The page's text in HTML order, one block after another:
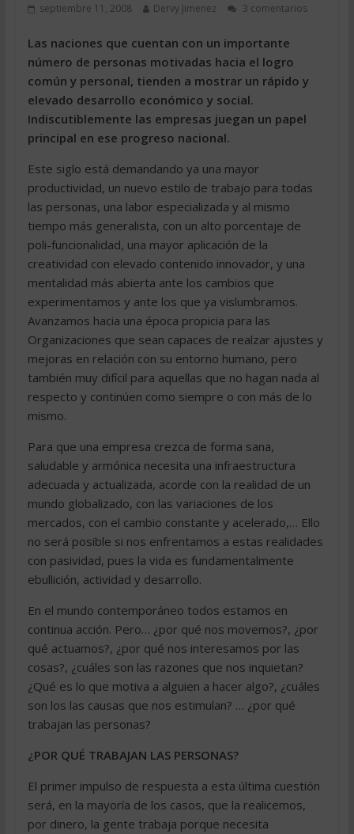
septiembre 11, 2008 Dervy Jimenez 3 comentarios
Las naciones que cuentan con un importante
número de personas motivadas hacia el logro
común y personal, tienden a mostrar un rápido y
elevado desarrollo económico y social.
Indiscutiblemente las empresas juegan un papel
principal en ese progreso nacional.
Este siglo está demandando ya una mayor
productividad, un nuevo estilo de trabajo para todas
las personas, una labor especializada y al mismo
tiempo más generalista, con un alto porcentaje de
poli-funcionalidad, una mayor aplicación de la
creatividad con elevado contenido innovador, y una
mentalidad más abierta ante los cambios que
experimentamos y ante los que ya vislumbramos.
Avanzamos hacia una época propicia para las
Organizaciones que sean capaces de realzar ajustes y
mejoras en relación con su entorno humano, pero
también muy difícil para aquellas que no hagan nada al
respecto y continúen como siempre o con más de lo
mismo.
Para que una empresa crezca de forma sana,
saludable y armónica necesita una infraestructura
adecuada y actualizada, acorde con la realidad de un
mundo globalizado, con las variaciones de los
mercados, con el cambio constante y acelerado,… Ello
no será posible si nos enfrentamos a estas realidades
con pasividad, pues la vida es fundamentalmente
ebullición, actividad y desarrollo.
En el mundo contemporáneo todos estamos en
continua acción. Pero… ¿por qué nos movemos?, ¿por
qué actuamos?, ¿por qué nos interesamos por las
cosas?, ¿cuáles son las razones que nos inquietan?
¿Qué es lo que motiva a alguien a hacer algo?, ¿cuáles
son los las causas que nos estimulan? … ¿por qué
trabajan las personas?
¿POR QUÉ TRABAJAN LAS PERSONAS?
El primer impulso de respuesta a esta última cuestión
será, en la mayoría de los casos, que la realicemos,
por dinero, la gente trabaja porque necesita